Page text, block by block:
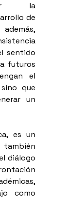
la
de
sentido
futuros
el
que
un
es un
diálogo
como